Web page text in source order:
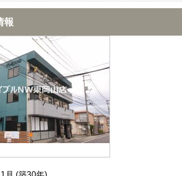
報